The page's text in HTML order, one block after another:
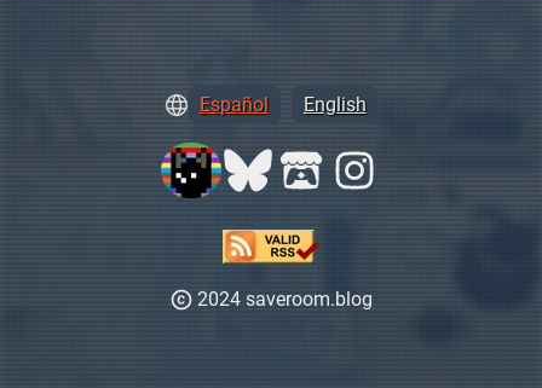
Español English
2024 saveroom.blog